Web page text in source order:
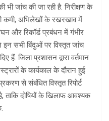
भी जांच की जा रही है. निरीक्षण के
की कमी, अभिलेखों के रखरखाव में
और रिकॉर्ड प्रबंधन में गंभीर
इन सभी बिंदुओं पर विस्तृत जांच
हैं. जिला प्रशासन द्वारा वर्तमान
के कार्यकाल के दौरान हुई
से संबंधित विस्तृत रिपोर्ट
ताकि दोषियों के खिलाफ आवश्यक